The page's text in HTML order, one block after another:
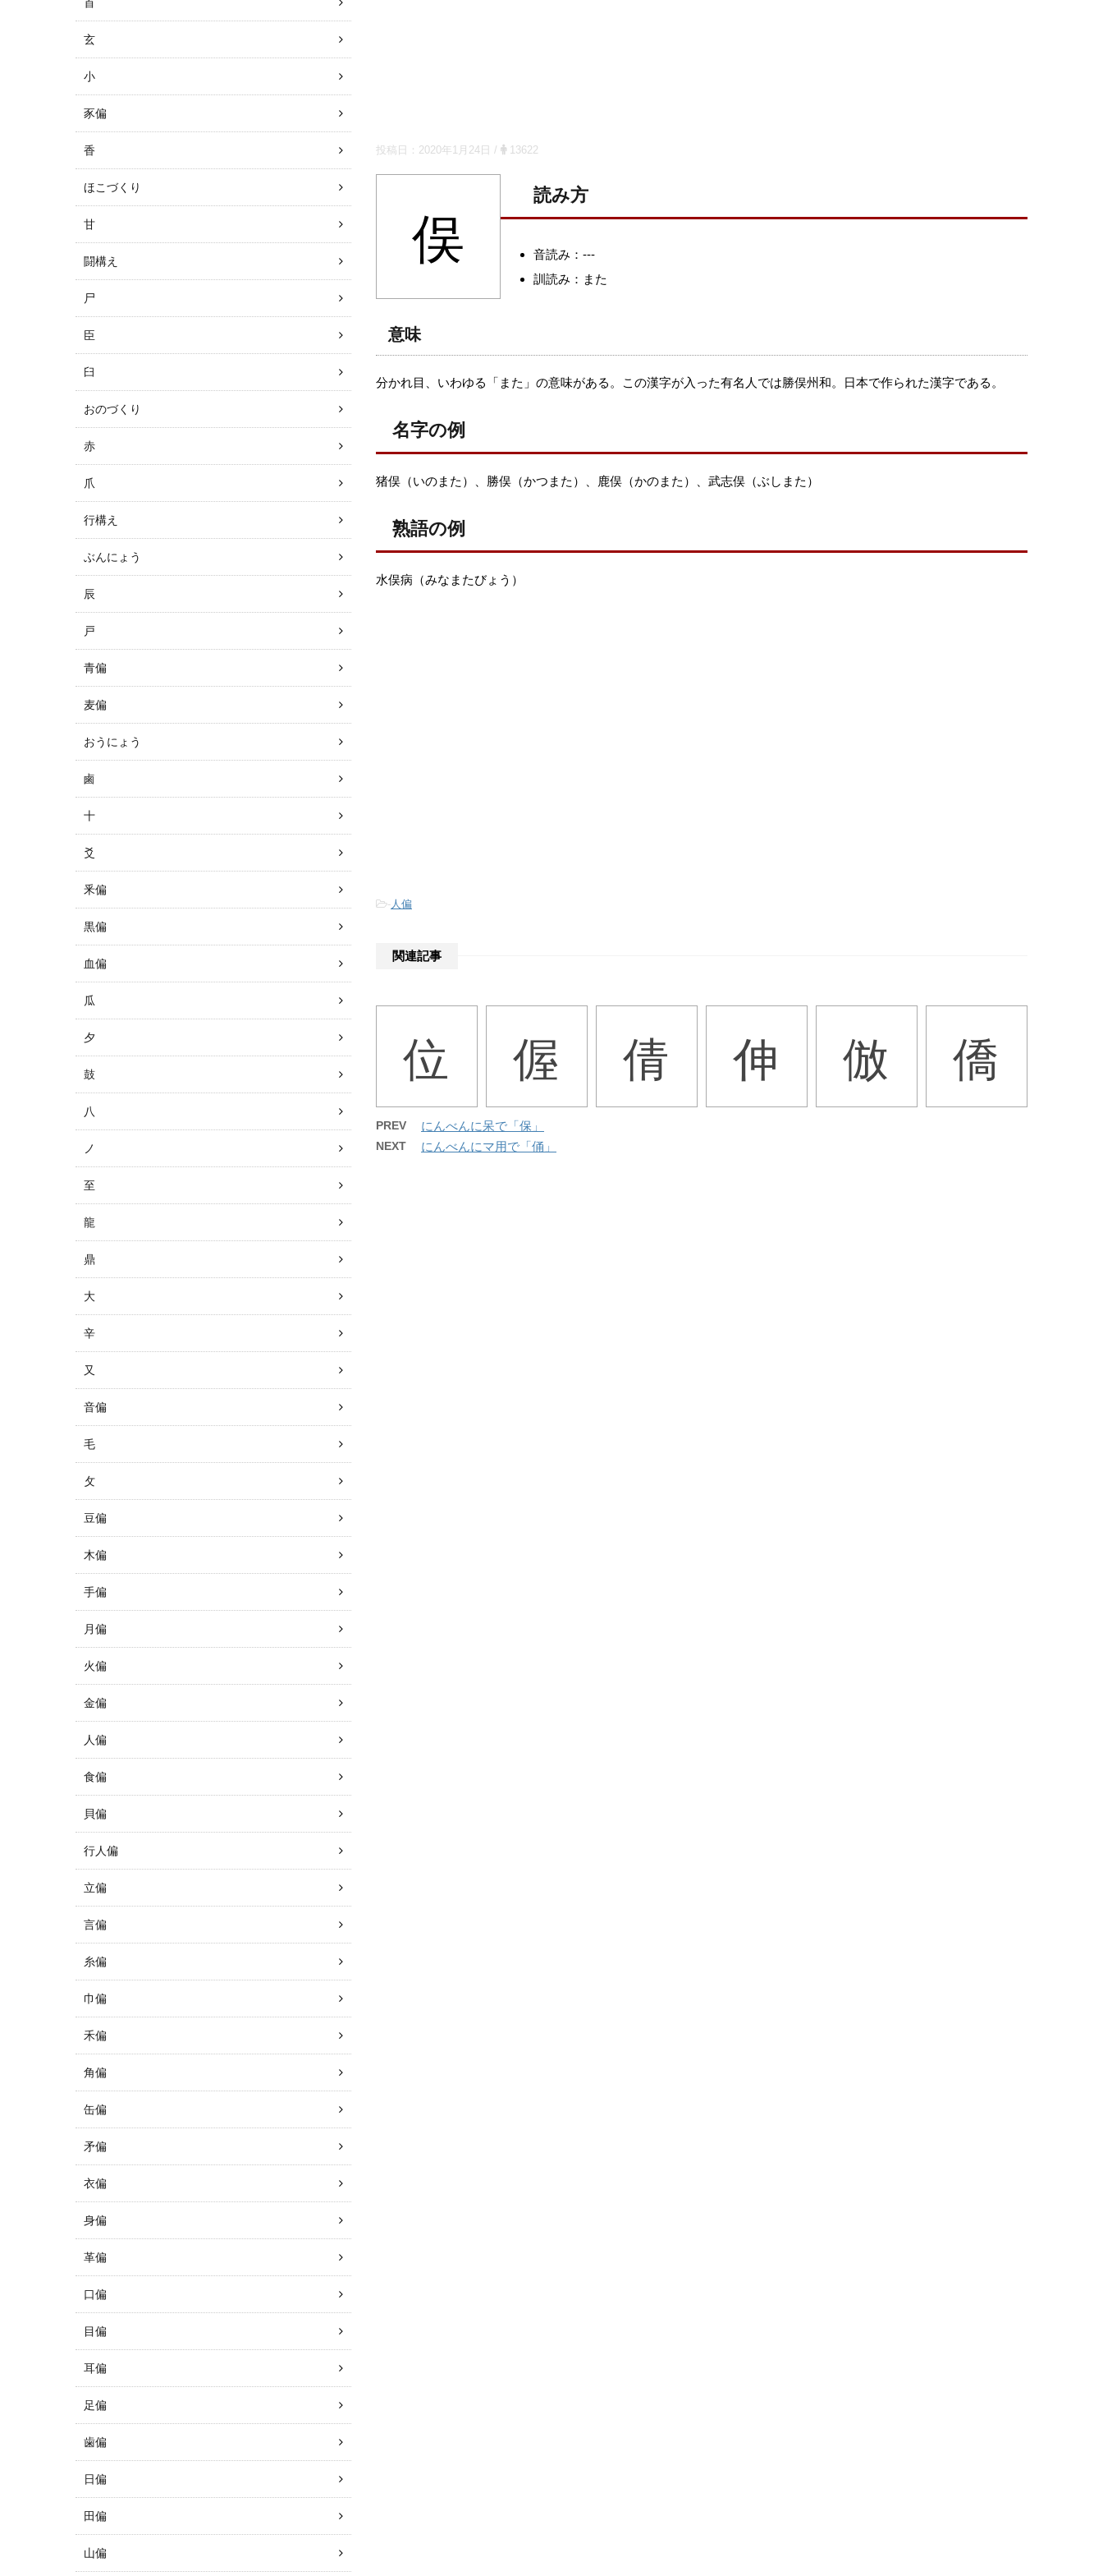
投稿日： 2020年1月24日 / 13622
俣
読み方
音読み：---
訓読み：また
意味
分かれ目、いわゆる「また」の意味がある。この漢字が入った有名人では勝俣州和。日本で作られた漢字である。
名字の例
猪俣（いのまた）、勝俣（かつまた）、鹿俣（かのまた）、武志俣（ぶしまた）
熟語の例
水俣病（みなまたびょう）
-人偏
関連記事
位 偓 倩 伸 倣 僑
PREV にんべんに呆で「保」
NEXT にんべんにマ用で「俑」
玄
小
豕偏
香
ほこづくり
甘
闘構え
尸
臣
臼
おのづくり
赤
爪
行構え
ぶんにょう
辰
戸
青偏
麦偏
おうにょう
鹵
十
爻
釆偏
黒偏
血偏
瓜
夕
鼓
八
ノ
至
龍
鼎
大
辛
又
音偏
毛
攵
豆偏
木偏
手偏
月偏
火偏
金偏
人偏
食偏
貝偏
行人偏
立偏
言偏
糸偏
巾偏
禾偏
角偏
缶偏
矛偏
衣偏
身偏
革偏
口偏
目偏
耳偏
足偏
歯偏
日偏
田偏
山偏